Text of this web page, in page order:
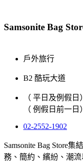
Samsonite Bag
戶外旅行
B2 酷玩大道
（ 平日及例假日
（ 例假日前一日
02-2552-1902
Samsonite Bag Store
務、簡約、繽紛、潮